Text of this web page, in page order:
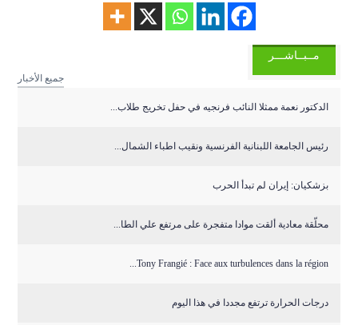
مــبــاشـــر
جميع الأخبار
الدكتور نعمة ممثلا النائب فرنجيه في حفل تخريج طلاب...
رئيس الجامعة اللبنانية الفرنسية ونقيب اطباء الشمال...
بزشكيان: إيران لم تبدأ الحرب
محلّقة معادية ألقت موادا متفجرة على مرتفع علي الطا...
Tony Frangié : Face aux turbulences dans la région...
درجات الحرارة ترتفع مجددا في هذا اليوم